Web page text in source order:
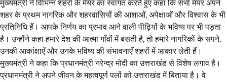
मुख्यमंत्री ने विभिन्न शहरों के मेयर का स्वागत करते हुए कहा कि सभी मेयर अपने
शहर के प्रथम नागरिक और शहरवासियों की आशाओं, अपेक्षाओं और विश्वास के भी
प्रतिनिधि हैं। आपके निर्णय का प्रभाव आने वाली पीढ़ियों के भविष्य पर भी पड़ता
है। उन्होंने कहा हमारे देश की आत्मा गाँवों में बसती है, तो हमारे नागरिकों के सपने,
उनकी आकांक्षाएँ और उनके भविष्य की संभावनाएँ शहरों में आकार लेती हैं।
मुख्यमंत्री ने कहा कि प्रधानमंत्री नरेन्द्र मोदी का उत्तराखंड से विशेष लगाव है।
प्रधानमंत्री ने अपने जीवन के महत्वपूर्ण पलों को उत्तराखंड में बिताया है। वे